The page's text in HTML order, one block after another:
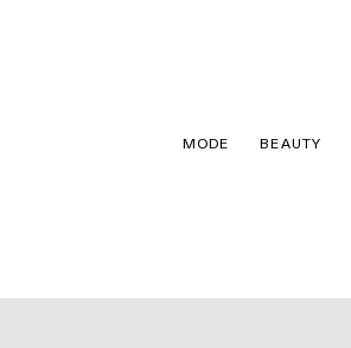
MODE BEAUTY